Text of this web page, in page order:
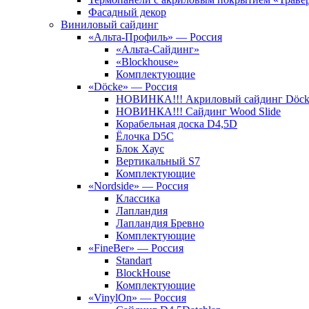
Фасадный декор
Виниловый сайдинг
«Альта-Профиль» — Россия
«Альта-Сайдинг»
«Blockhouse»
Комплектующие
«Döcke» — Россия
НОВИНКА!!! Акриловый сайдинг
НОВИНКА!!! Сайдинг Wood Slide
Корабельная доска D4,5D
Ёлочка D5C
Блок Хаус
Вертикальный S7
Комплектующие
«Nordside» — Россия
Классика
Лапландия
Лапландия Бревно
Комплектующие
«FineBer» — Россия
Standart
BlockHouse
Комплектующие
«VinylOn» — Россия